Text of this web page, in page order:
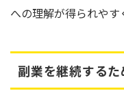
への理解が得られやす
副業を継続する